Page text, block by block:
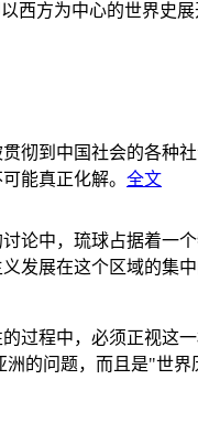
西方为中心的世界史
彻到中国社会的各种
能真正化解。 全文
论中，琉球占据着一
发展在这个区域的集中
过程中，必须正视这
的问题，而且是"世